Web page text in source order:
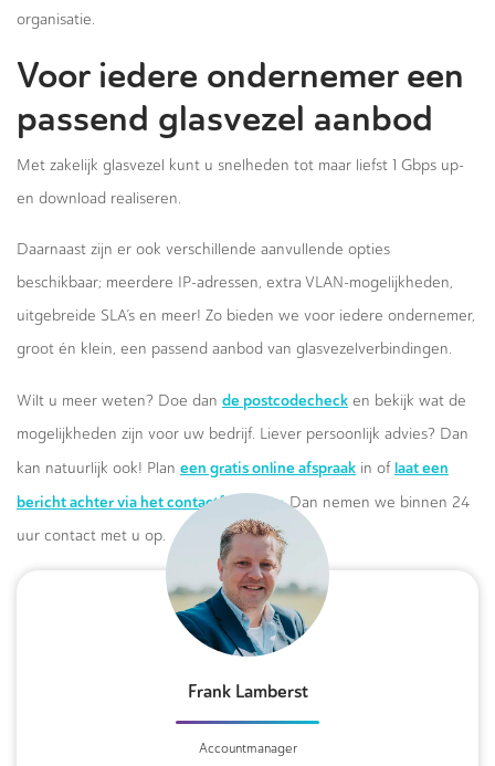
organisatie.
Voor iedere ondernemer een
passend glasvezel aanbod
Met zakelijk glasvezel kunt u snelheden tot maar liefst 1 Gbps up-
en download realiseren.
Daarnaast zijn er ook verschillende aanvullende opties
beschikbaar; meerdere IP-adressen, extra VLAN-mogelijkheden,
uitgebreide SLA’s en meer! Zo bieden we voor iedere ondernemer,
groot én klein, een passend aanbod van glasvezelverbindingen.
Wilt u meer weten? Doe dan de postcodecheck en bekijk wat de
mogelijkheden zijn voor uw bedrijf. Liever persoonlijk advies? Dan
kan natuurlijk ook! Plan een gratis online afspraak in of laat een
bericht achter via het contactformulier.Dan nemen we binnen 24
uur contact met u op.
Frank Lamberst
Accountmanager